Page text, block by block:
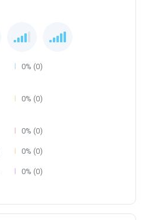
0% (0)
0% (0)
0% (0)
0% (0)
0% (0)